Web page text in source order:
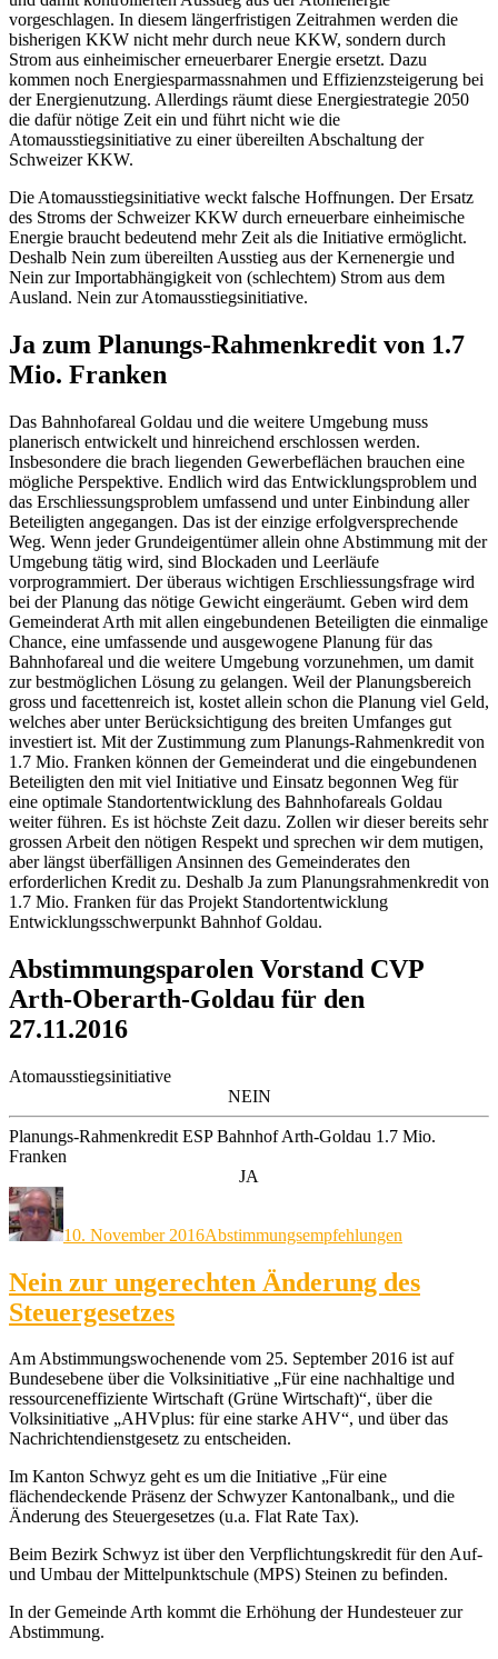
vorgeschlagen. In diesem längerfristigen Zeitrahmen werden die
bisherigen KKW nicht mehr durch neue KKW, sondern durch
Strom aus einheimischer erneuerbarer Energie ersetzt. Dazu
kommen noch Energiesparmassnahmen und Effizienzsteigerung bei
der Energienutzung. Allerdings räumt diese Energiestrategie 2050
die dafür nötige Zeit ein und führt nicht wie die
Atomausstiegsinitiative zu einer übereilten Abschaltung der
Schweizer KKW.
Die Atomausstiegsinitiative weckt falsche Hoffnungen. Der Ersatz
des Stroms der Schweizer KKW durch erneuerbare einheimische
Energie braucht bedeutend mehr Zeit als die Initiative ermöglicht.
Deshalb Nein zum übereilten Ausstieg aus der Kernenergie und
Nein zur Importabhängigkeit von (schlechtem) Strom aus dem
Ausland. Nein zur Atomausstiegsinitiative.
Ja zum Planungs-Rahmenkredit von 1.7
Mio. Franken
Das Bahnhofareal Goldau und die weitere Umgebung muss
planerisch entwickelt und hinreichend erschlossen werden.
Insbesondere die brach liegenden Gewerbeflächen brauchen eine
mögliche Perspektive. Endlich wird das Entwicklungsproblem und
das Erschliessungsproblem umfassend und unter Einbindung aller
Beteiligten angegangen. Das ist der einzige erfolgversprechende
Weg. Wenn jeder Grundeigentümer allein ohne Abstimmung mit der
Umgebung tätig wird, sind Blockaden und Leerläufe
vorprogrammiert. Der überaus wichtigen Erschliessungsfrage wird
bei der Planung das nötige Gewicht eingeräumt. Geben wird dem
Gemeinderat Arth mit allen eingebundenen Beteiligten die einmalige
Chance, eine umfassende und ausgewogene Planung für das
Bahnhofareal und die weitere Umgebung vorzunehmen, um damit
zur bestmöglichen Lösung zu gelangen. Weil der Planungsbereich
gross und facettenreich ist, kostet allein schon die Planung viel Geld,
welches aber unter Berücksichtigung des breiten Umfanges gut
investiert ist. Mit der Zustimmung zum Planungs-Rahmenkredit von
1.7 Mio. Franken können der Gemeinderat und die eingebundenen
Beteiligten den mit viel Initiative und Einsatz begonnen Weg für
eine optimale Standortentwicklung des Bahnhofareals Goldau
weiter führen. Es ist höchste Zeit dazu. Zollen wir dieser bereits sehr
grossen Arbeit den nötigen Respekt und sprechen wir dem mutigen,
aber längst überfälligen Ansinnen des Gemeinderates den
erforderlichen Kredit zu. Deshalb Ja zum Planungsrahmenkredit von
1.7 Mio. Franken für das Projekt Standortentwicklung
Entwicklungsschwerpunkt Bahnhof Goldau.
Abstimmungsparolen Vorstand CVP
Arth-Oberarth-Goldau für den
27.11.2016
Atomausstiegsinitiative
NEIN
Planungs-Rahmenkredit ESP Bahnhof Arth-Goldau 1.7 Mio.
Franken
JA
Autor
Veröffentlicht
am
10. November 2016Abstimmungsempfehlungen
Nein zur ungerechten Änderung des
Steuergesetzes
Am Abstimmungswochenende vom 25. September 2016 ist auf
Bundesebene über die Volksinitiative „Für eine nachhaltige und
ressourceneffiziente Wirtschaft (Grüne Wirtschaft)“, über die
Volksinitiative „AHVplus: für eine starke AHV“, und über das
Nachrichtendienstgesetz zu entscheiden.
Im Kanton Schwyz geht es um die Initiative „Für eine
flächendeckende Präsenz der Schwyzer Kantonalbank„ und die
Änderung des Steuergesetzes (u.a. Flat Rate Tax).
Beim Bezirk Schwyz ist über den Verpflichtungskredit für den Auf-
und Umbau der Mittelpunktschule (MPS) Steinen zu befinden.
In der Gemeinde Arth kommt die Erhöhung der Hundesteuer zur
Abstimmung.